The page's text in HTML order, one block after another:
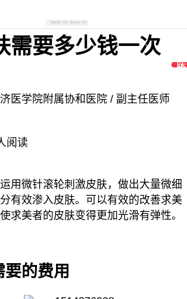
搜索医院、医生、美容项目、部位
需要多少钱一次
医学院附属协和医院 / 副主任医师
医
生
阅读
用微针滚轮刺激皮肤，做出大量微细
有效渗入皮肤。可以有效的改善求美
求美者的皮肤变得更加光滑有弹性。
的费用